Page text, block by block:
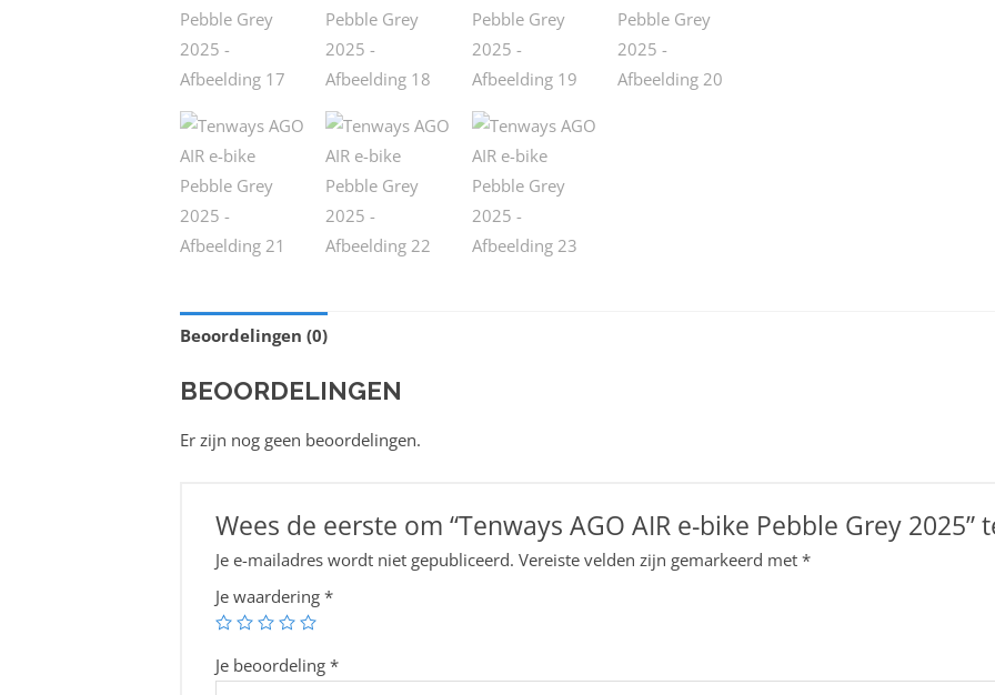
Beoordelingen (0)
BEOORDELINGEN
Er zijn nog geen beoordelingen.
Wees de eerste om “Tenways AGO AIR e-bike Pebble Grey 2025”
Je e-mailadres wordt niet gepubliceerd. Vereiste velden zijn gemarkeerd met *
Je waardering *
Je beoordeling *